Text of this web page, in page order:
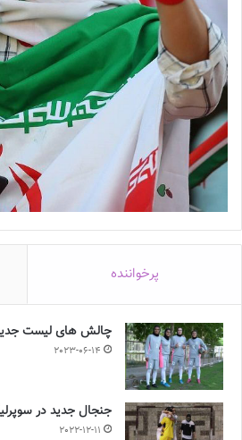
پرخواننده
چالش هاى ليست جدید
2023-06-14
جنجال جدید در
2022-12-11